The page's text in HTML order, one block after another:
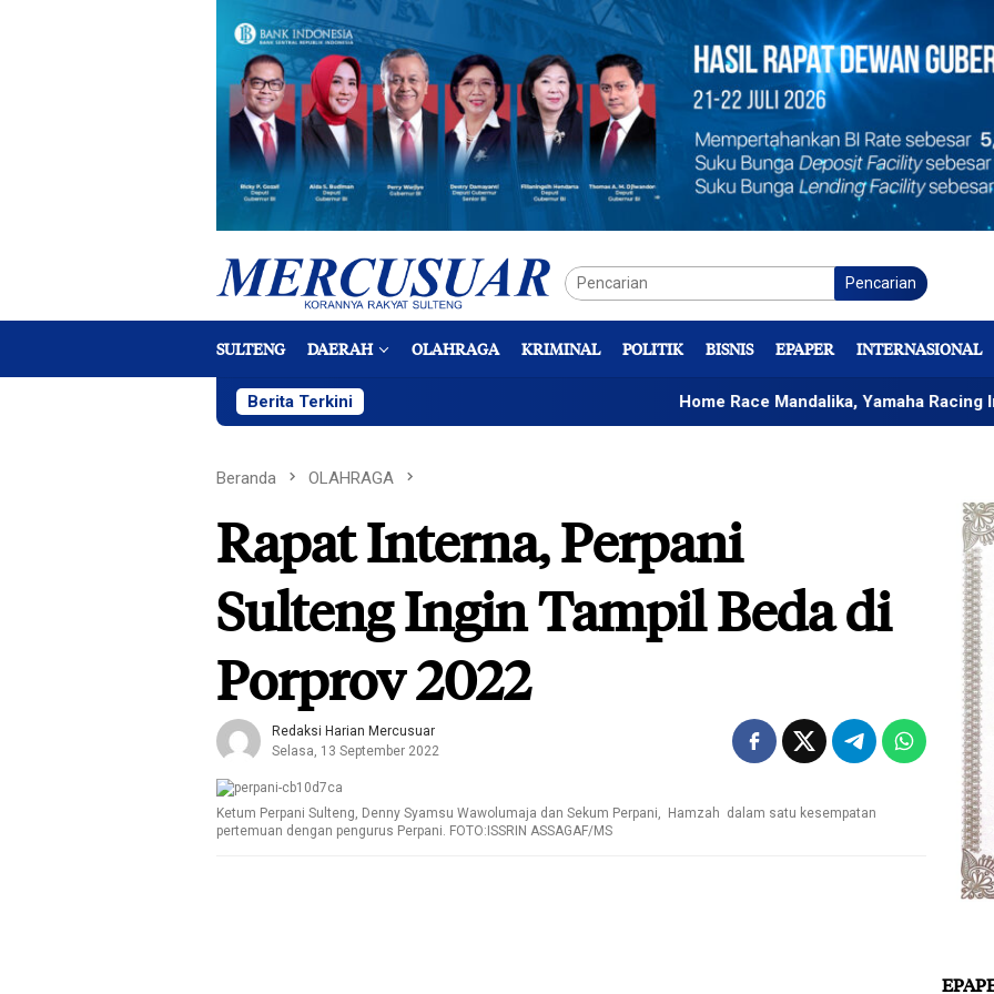
Pencarian
SULTENG DAERAH OLAHRAGA KRIMINAL POLITIK BISNIS EPAPER INTERNASIONAL
Berita Terkini Home Race Mandalika, Yamaha Racing Indonesia
Beranda OLAHRAGA
Rapat Interna, Perpani
Sulteng Ingin Tampil Beda di
Porprov 2022
Redaksi Harian Mercusuar
Selasa, 13 September 2022
Ketum Perpani Sulteng, Denny Syamsu Wawolumaja dan Sekum Perpani, Hamzah dalam satu kesempatan
pertemuan dengan pengurus Perpani. FOTO:ISSRIN ASSAGAF/MS